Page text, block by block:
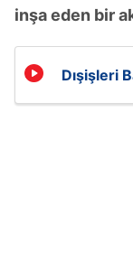
inşa eden bir
Dışişleri